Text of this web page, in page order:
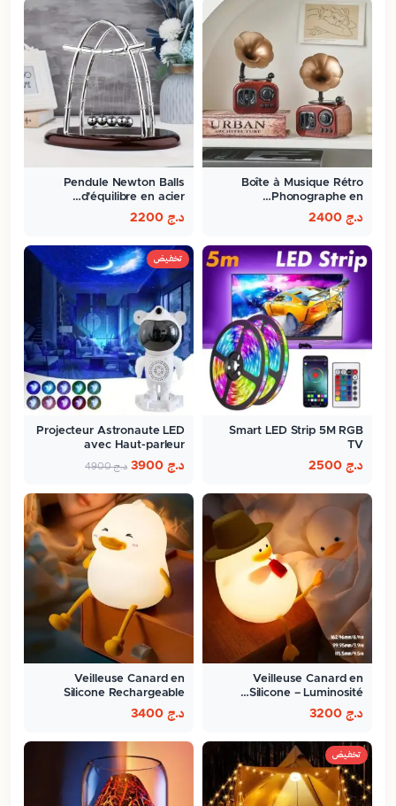
Boîte à Musique Rétro
Phonographe en…
د.ج
Pendule Newton Balls
d'équilibre en acier…
د.ج
Smart LED Strip 5M RGB
TV
د.ج
تخفيض
Projecteur Astronaute LED
avec Haut-parleur
Bluetooth…
د.ج د.ج4900
Veilleuse Canard en
Silicone – Luminosité…
د.ج
Veilleuse Canard en
Silicone Rechargeable
د.ج
تخفيض